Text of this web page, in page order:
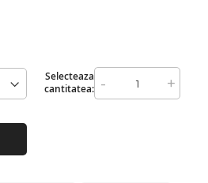
Selecteaza
cantitatea: - +